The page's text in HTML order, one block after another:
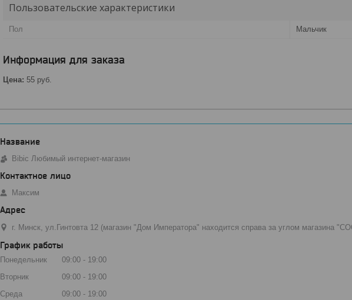
Пользовательские характеристики
Пол Мальчик
Информация для заказа
Цена: 55 руб.
Bibic Любимый интернет-магазин
Максим
г. Минск, ул.Гинтовта 12 (магазин "Дом Императора" находится справа за углом магазина
График работы
Понедельник 09:00
19:00
Вторник
09:00
19:00
Среда
09:00 19:00